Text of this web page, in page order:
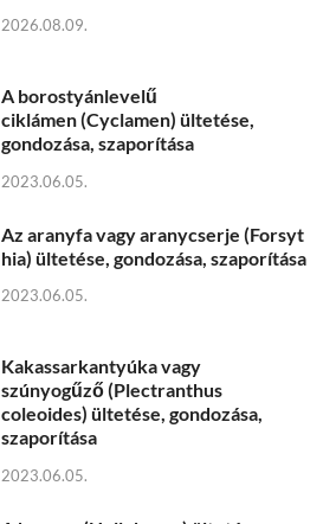
2026.08.09.
A borostyánlevelű
ciklámen (Cyclamen) ültetése,
gondozása, szaporítása
2023.06.05.
Az aranyfa vagy aranycserje (Forsyt
hia) ültetése, gondozása, szaporítása
2023.06.05.
Kakassarkantyúka vagy
szúnyogűző (Plectranthus
coleoides) ültetése, gondozása,
szaporítása
2023.06.05.